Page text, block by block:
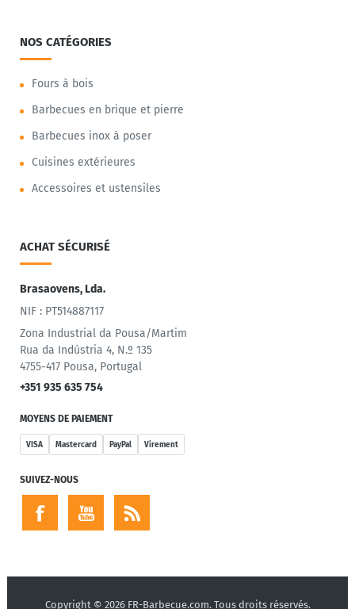
NOS CATÉGORIES
Fours à bois
Barbecues en brique et pierre
Barbecues inox à poser
Cuisines extérieures
Accessoires et ustensiles
ACHAT SÉCURISÉ
Brasaovens, Lda.
NIF : PT514887117
Zona Industrial da Pousa/Martim
Rua da Indústria 4, N.º 135
4755-417 Pousa, Portugal
+351 935 635 754
MOYENS DE PAIEMENT
VISA Mastercard PayPal Virement
SUIVEZ-NOUS
Copyright © 2026 FR-Barbecue.com. Tous droits réservés.